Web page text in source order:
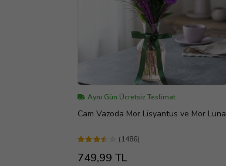
Aynı Gün Ücretsiz Teslimat
Cam Vazoda Mor Lisyantus ve Mor Luna
(1486)
749,99 TL